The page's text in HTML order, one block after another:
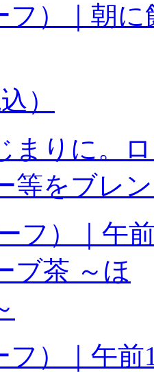
フ）｜朝
）
まりに。
等をブレ
フ）｜午